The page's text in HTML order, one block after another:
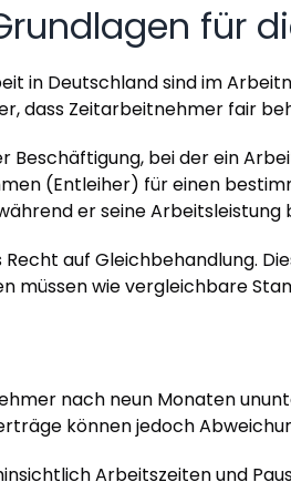
für
in Deutschland sind im
dass Zeitarbeitnehmer fair
Beschäftigung, bei der ein
(Entleiher) für einen
er seine Arbeitsleistung
auf Gleichbehandlung.
müssen wie vergleichbare
nach neun Monaten
können jedoch
Arbeitszeiten und